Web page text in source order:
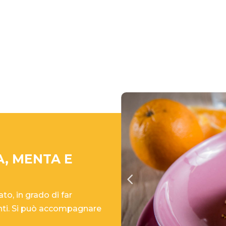
MENTA E
in grado di far
Si può accompagnare